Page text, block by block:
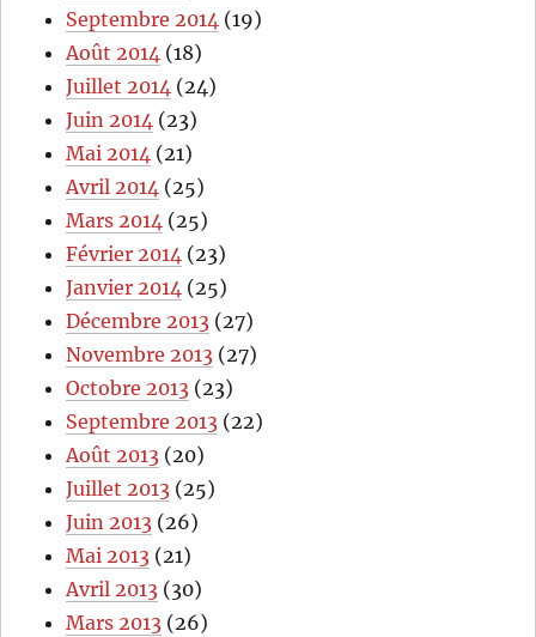
Septembre 2014 (19)
Août 2014 (18)
Juillet 2014 (24)
Juin 2014 (23)
Mai 2014 (21)
Avril 2014 (25)
Mars 2014 (25)
Février 2014 (23)
Janvier 2014 (25)
Décembre 2013 (27)
Novembre 2013 (27)
Octobre 2013 (23)
Septembre 2013 (22)
Août 2013 (20)
Juillet 2013 (25)
Juin 2013 (26)
Mai 2013 (21)
Avril 2013 (30)
Mars 2013 (26)